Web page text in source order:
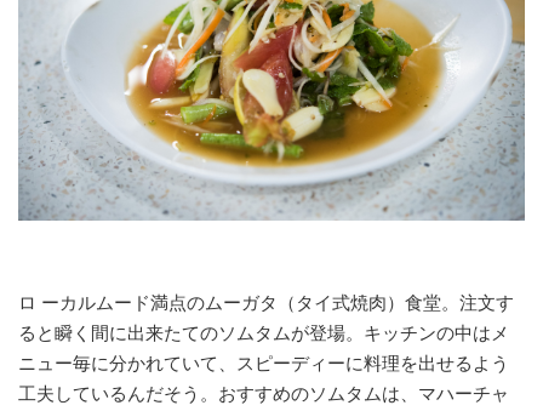
ロ ーカルムード満点のムーガタ（タイ式焼肉）食堂。注文す
ると瞬く間に出来たてのソムタムが登場。キッチンの中はメ
ニュー毎に分かれていて、スピーディーに料理を出せるよう
工夫しているんだそう。おすすめのソムタムは、マハーチャ